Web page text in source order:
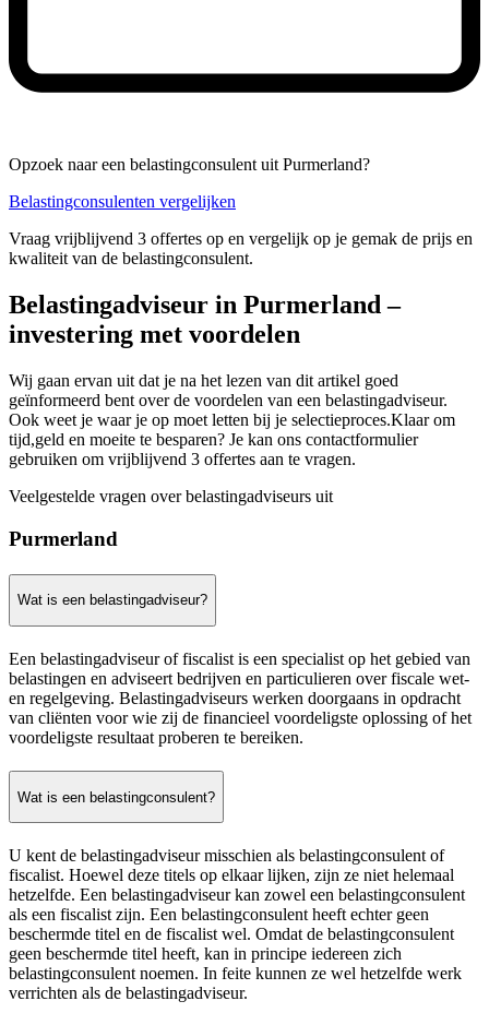
Opzoek naar een belastingconsulent uit Purmerland?
Belastingconsulenten vergelijken
Vraag vrijblijvend 3 offertes op en vergelijk op je gemak de prijs en
kwaliteit van de belastingconsulent.
Belastingadviseur in Purmerland –
investering met voordelen
Wij gaan ervan uit dat je na het lezen van dit artikel goed
geïnformeerd bent over de voordelen van een belastingadviseur.
Ook weet je waar je op moet letten bij je selectieproces.Klaar om
tijd,geld en moeite te besparen? Je kan ons contactformulier
gebruiken om vrijblijvend 3 offertes aan te vragen.
Veelgestelde vragen over belastingadviseurs uit
Purmerland
Wat is een belastingadviseur?
Een belastingadviseur of fiscalist is een specialist op het gebied van
belastingen en adviseert bedrijven en particulieren over fiscale wet-
en regelgeving. Belastingadviseurs werken doorgaans in opdracht
van cliënten voor wie zij de financieel voordeligste oplossing of het
voordeligste resultaat proberen te bereiken.
Wat is een belastingconsulent?
U kent de belastingadviseur misschien als belastingconsulent of
fiscalist. Hoewel deze titels op elkaar lijken, zijn ze niet helemaal
hetzelfde. Een belastingadviseur kan zowel een belastingconsulent
als een fiscalist zijn. Een belastingconsulent heeft echter geen
beschermde titel en de fiscalist wel. Omdat de belastingconsulent
geen beschermde titel heeft, kan in principe iedereen zich
belastingconsulent noemen. In feite kunnen ze wel hetzelfde werk
verrichten als de belastingadviseur.